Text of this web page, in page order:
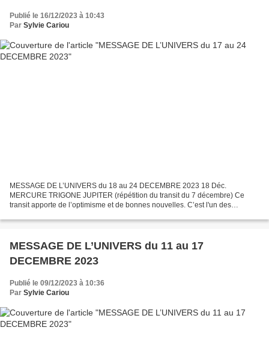
Publié le 16/12/2023 à 10:43
Par Sylvie Cariou
MESSAGE DE L’UNIVERS du 18 au 24 DECEMBRE 2023 18 Déc.
MERCURE TRIGONE JUPITER (répétition du transit du 7 décembre) Ce
transit apporte de l’optimisme et de bonnes nouvelles. C’est l'un des
MESSAGE DE L’UNIVERS du 11 au 17
DECEMBRE 2023
Publié le 09/12/2023 à 10:36
Par Sylvie Cariou